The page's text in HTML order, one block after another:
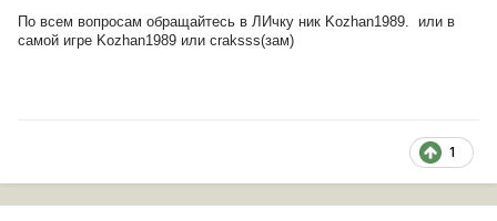
По всем вопросам обращайтесь в ЛИчку ник Kozhan1989. или в
самой игре Kozhan1989 или craksss(зам)
1